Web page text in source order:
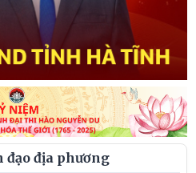
đạo địa phương